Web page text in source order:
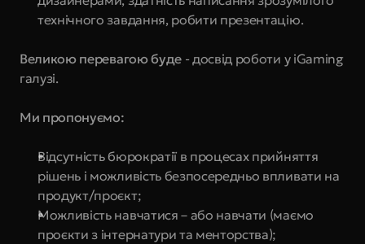
технічного завдання, робити презентацію.
Великою перевагою буде - досвід роботи у iGaming
галузі.
Ми пропонуємо:
Відсутність бюрократії в процесах прийняття
рішень і можливість безпосередньо впливати на
продукт/проєкт;
Можливість навчатися – або навчати (маємо
проєкти з інтернатури та менторства);